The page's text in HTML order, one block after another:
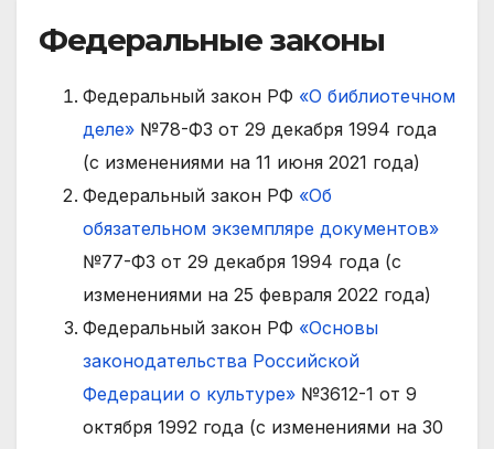
Федеральные законы
Федеральный закон РФ «О библиотечном
деле» №78-ФЗ от 29 декабря 1994 года
(с изменениями на 11 июня 2021 года)
Федеральный закон РФ «Об
обязательном экземпляре документов»
№77-ФЗ от 29 декабря 1994 года (с
изменениями на 25 февраля 2022 года)
Федеральный закон РФ «Основы
законодательства Российской
Федерации о культуре» №3612-1 от 9
октября 1992 года (с изменениями на 30